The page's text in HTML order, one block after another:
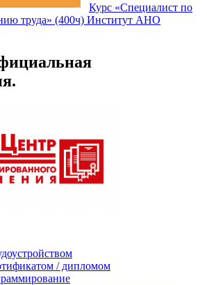
Курс «Специалист по
труда» (400ч) Институт АНО
/ дипломом